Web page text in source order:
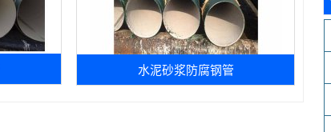
水泥砂浆防腐钢管